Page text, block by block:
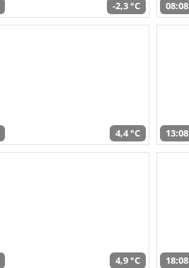
-2,3 °C 08:08
4,4 °C 13:08
4,9 °C 18:08